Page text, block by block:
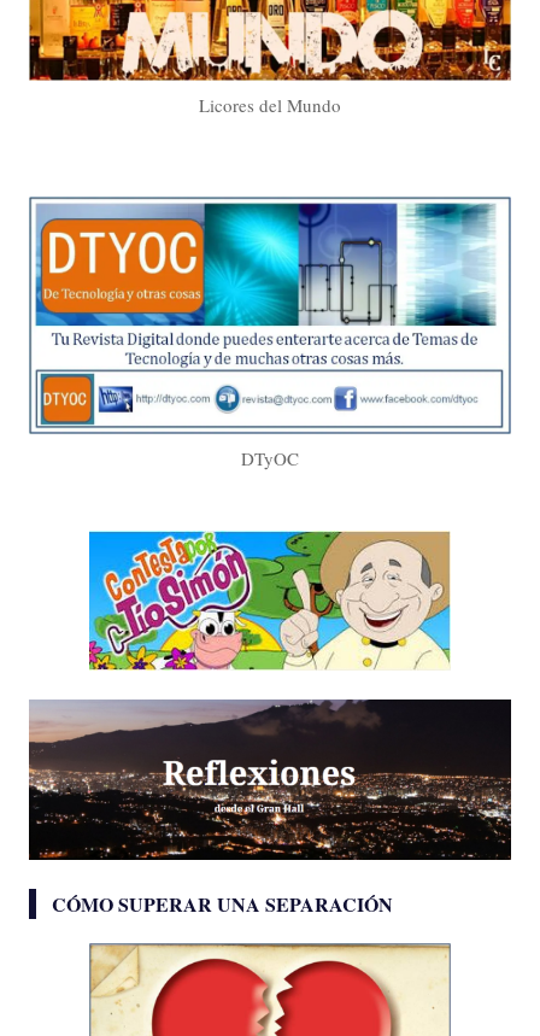
Licores del Mundo
DTyOC
CÓMO SUPERAR UNA SEPARACIÓN